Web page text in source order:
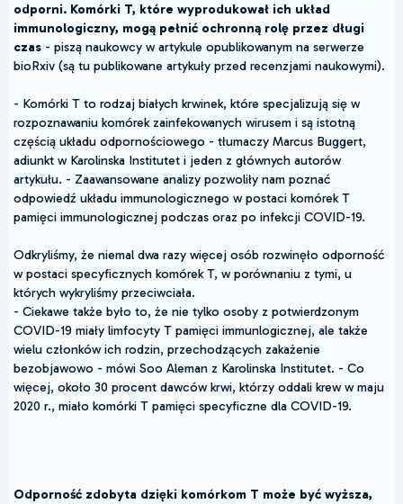
odporni. Komórki T, które wyprodukował ich układ
immunologiczny, mogą pełnić ochronną rolę przez długi
czas - piszą naukowcy w artykule opublikowanym na serwerze
bioRxiv (są tu publikowane artykuły przed recenzjami naukowymi).
- Komórki T to rodzaj białych krwinek, które specjalizują się w
rozpoznawaniu komórek zainfekowanych wirusem i są istotną
częścią układu odpornościowego - tłumaczy Marcus Buggert,
adiunkt w Karolinska Institutet i jeden z głównych autorów
artykułu. - Zaawansowane analizy pozwoliły nam poznać
odpowiedź układu immunologicznego w postaci komórek T
pamięci immunologicznej podczas oraz po infekcji COVID-19.
Odkryliśmy, że niemal dwa razy więcej osób rozwinęło odporność
w postaci specyficznych komórek T, w porównaniu z tymi, u
których wykryliśmy przeciwciała.
- Ciekawe także było to, że nie tylko osoby z potwierdzonym
COVID-19 miały limfocyty T pamięci immunlogicznej, ale także
wielu członków ich rodzin, przechodzących zakażenie
bezobjawowo - mówi Soo Aleman z Karolinska Institutet. - Co
więcej, około 30 procent dawców krwi, którzy oddali krew w maju
2020 r., miało komórki T pamięci specyficzne dla COVID-19.
Odporność zdobyta dzięki komórkom T może być wyższa,